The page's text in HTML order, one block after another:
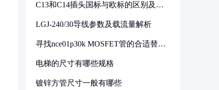
C13和C14插头国标与欧标的区别及其
LGJ-240/30导线参数及载流量解析
寻找nce01p30k MOSFET管的合适替代
电梯的尺寸有哪些规格
镀锌方管尺寸一般有哪些